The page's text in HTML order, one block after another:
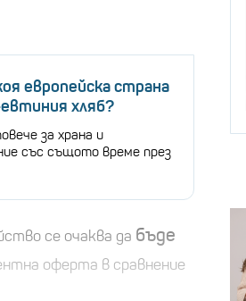
европейска страна
хляб?
за храна и
със същото време през
се очаква да бъде
оферта в сравнение